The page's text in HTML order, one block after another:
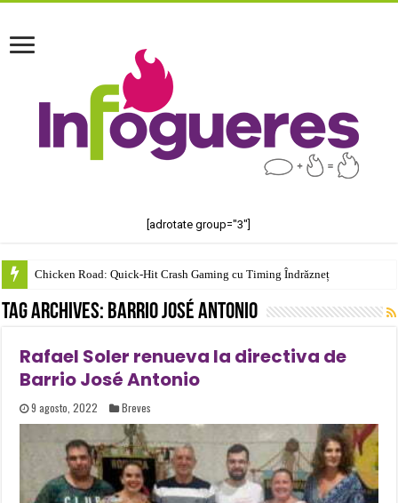
[adrotate group="3"]
Chicken Road: Quick‑Hit Crash Gaming cu Timing Îndrăzneț
Tag Archives: Barrio José Antonio
Rafael Soler renueva la directiva de
Barrio José Antonio
9 agosto, 2022 Breves